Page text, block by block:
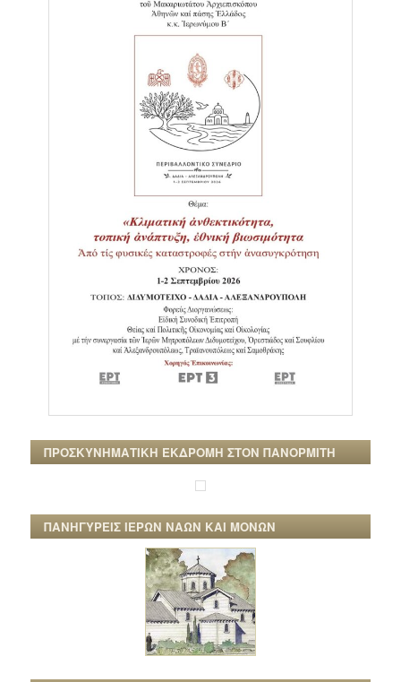
ΠΡΟΣΚΥΝΗΜΑΤΙΚΗ ΕΚΔΡΟΜΗ ΣΤΟΝ ΠΑΝΟΡΜΙΤΗ
ΠΑΝΗΓΥΡΕΙΣ ΙΕΡΩΝ ΝΑΩΝ ΚΑΙ ΜΟΝΩΝ